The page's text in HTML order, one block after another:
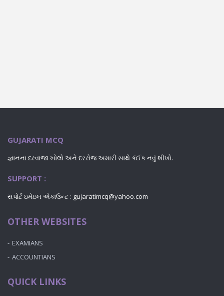
GUJARATI MCQ
જ્ઞાનના દરવાજા ખોલો અને દરરોજ અમારી સાથે કંઈક નવું શીખો.
SUPPORT :
સપોર્ટ ઇમેઇલ એકાઉન્ટ : gujaratimcq@yahoo.com
OTHER WEBSITES
EXAMIANS
ACCOUNTIANS
QUICK LINKS